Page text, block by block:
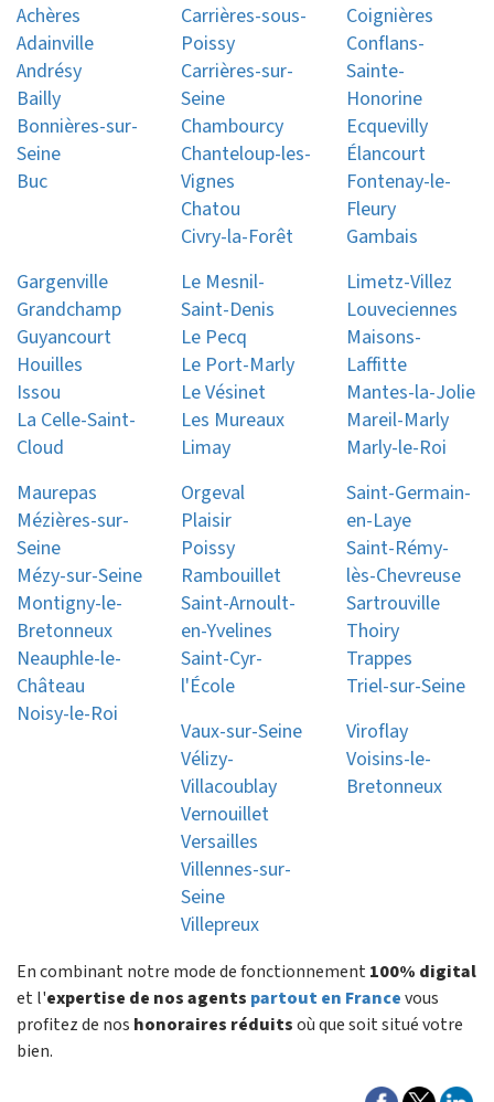
Achères
Adainville
Andrésy
Bailly
Bonnières-sur-
Seine
Buc
Carrières-sous-
Poissy
Carrières-sur-
Seine
Chambourcy
Chanteloup-les-
Vignes
Chatou
Civry-la-Forêt
Coignières
Conflans-
Sainte-
Honorine
Ecquevilly
Élancourt
Fontenay-le-
Fleury
Gambais
Gargenville
Grandchamp
Guyancourt
Houilles
Issou
La Celle-Saint-
Cloud
Le Mesnil-
Saint-Denis
Le Pecq
Le Port-Marly
Le Vésinet
Les Mureaux
Limay
Limetz-Villez
Louveciennes
Maisons-
Laffitte
Mantes-la-Jolie
Mareil-Marly
Marly-le-Roi
Maurepas
Mézières-sur-
Seine
Mézy-sur-Seine
Montigny-le-
Bretonneux
Neauphle-le-
Château
Noisy-le-Roi
Orgeval
Plaisir
Poissy
Rambouillet
Saint-Arnoult-
en-Yvelines
Saint-Cyr-
l'École
Saint-Germain-
en-Laye
Saint-Rémy-
lès-Chevreuse
Sartrouville
Thoiry
Trappes
Triel-sur-Seine
Vaux-sur-Seine
Vélizy-
Villacoublay
Vernouillet
Versailles
Villennes-sur-
Seine
Villepreux
Viroflay
Voisins-le-
Bretonneux
En combinant notre mode de fonctionnement 100% digital
et l'expertise de nos agents partout en Francevous
profitez de nos honoraires réduitsoù que soit situé votre
bien.